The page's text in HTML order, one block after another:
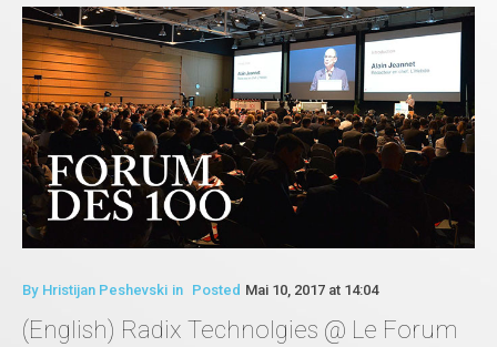
By Hristijan Peshevski in Posted Mai 10, 2017 at 14:04
(English) Radix Technolgies @ Le Forum